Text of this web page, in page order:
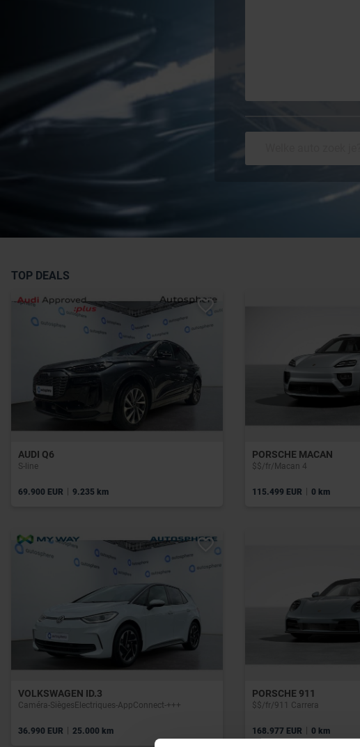
TOP DEALS
AUDI Q6
S-line
69.900 EUR | 9.235 km
PORSCHE MACAN
$$/fr/Macan 4
115.499 EUR | 0 km
VOLKSWAGEN ID.3
Caméra-SiègesElectriques-AppConnect-+++
36.990 EUR | 25.000 km
PORSCHE 911
$$/fr/911 Carrera
168.977 EUR | 0 km